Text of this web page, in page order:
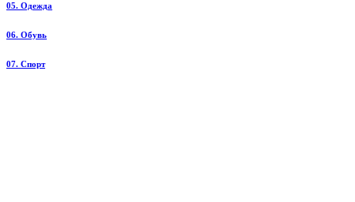
05. Одежда
06. Обувь
07. Спорт